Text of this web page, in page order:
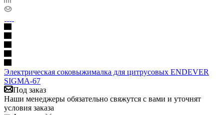
Электрическая соковыжималка для цитрусовых ENDEVER
SIGMA-67
Под заказ
Наши менеджеры обязательно свяжутся с вами и уточнят
условия заказа